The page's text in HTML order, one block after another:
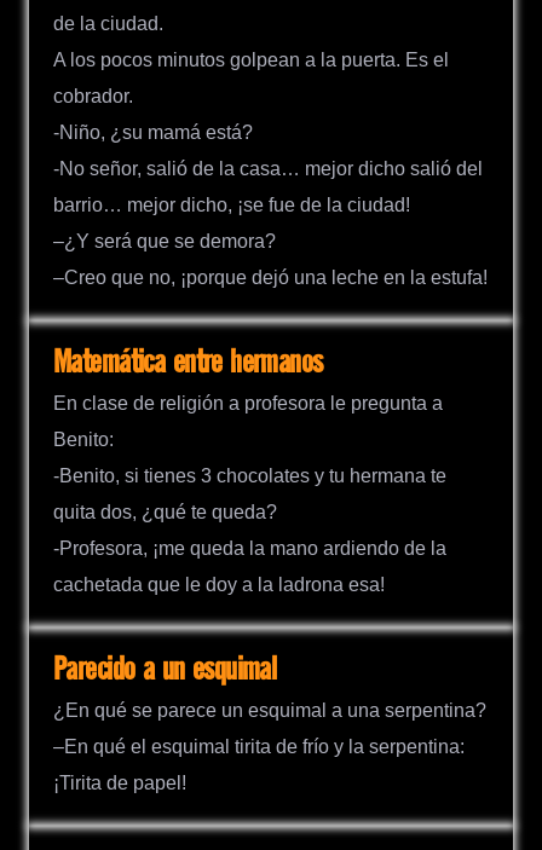
de la ciudad.
A los pocos minutos golpean a la puerta. Es el
cobrador.
-Niño, ¿su mamá está?
-No señor, salió de la casa… mejor dicho salió del
barrio… mejor dicho, ¡se fue de la ciudad!
–¿Y será que se demora?
–Creo que no, ¡porque dejó una leche en la estufa!
Matemática entre hermanos
En clase de religión a profesora le pregunta a
Benito:
-Benito, si tienes 3 chocolates y tu hermana te
quita dos, ¿qué te queda?
-Profesora, ¡me queda la mano ardiendo de la
cachetada que le doy a la ladrona esa!
Parecido a un esquimal
¿En qué se parece un esquimal a una serpentina?
–En qué el esquimal tirita de frío y la serpentina:
¡Tirita de papel!